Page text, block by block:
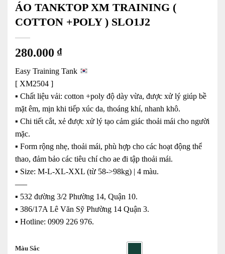
ÁO TANKTOP XM TRAINING (
COTTON +POLY ) SLO1J2
280.000 ₫
Easy Training Tank
[ XM2504 ]
▪️ Chất liệu vải: cotton +poly độ dày vừa, được xử lý giúp bề
mặt êm, mịn khi tiếp xúc da, thoáng khí, nhanh khô.
▪️ Chi tiết cắt, xẻ được xử lý tạo cảm giác thoải mái cho người
mặc.
▪️ Form rộng nhẹ, thoải mái, phù hợp cho các hoạt động thể
thao, đảm bảo các tiêu chí cho ae đi tập thoải mái.
▪️ Size: M-L-XL-XXL (từ 58->98kg) | 4 màu.
—–
▪️ 532 đường 3/2 Phường 14, Quận 10.
▪️ 386/17A Lê Văn Sỹ Phường 14 Quận 3.
▪️ Hotline: ‭0909 226 976.
Màu Sắc